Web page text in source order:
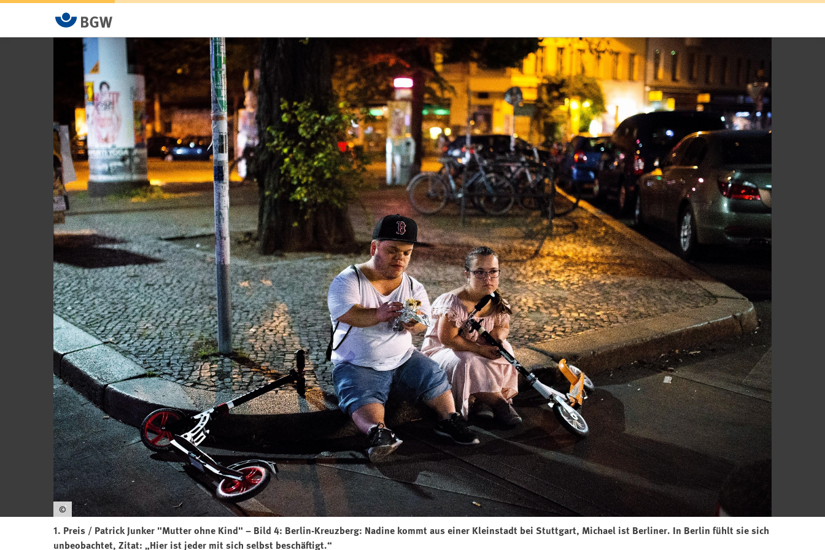
©
1. Preis / Patrick Junker "Mutter ohne Kind" – Bild 4: Berlin-Kreuzberg: Nadine kommt aus einer Kleinstadt bei Stuttgart, Michael ist Berliner. In Berlin fühlt sie sich
unbeobachtet, Zitat: „Hier ist jeder mit sich selbst beschäftigt.“